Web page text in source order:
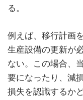
る。
例えば、移行計画
生産設備の更新が
ない。この場合、
要になったり、減
損失を認識するか